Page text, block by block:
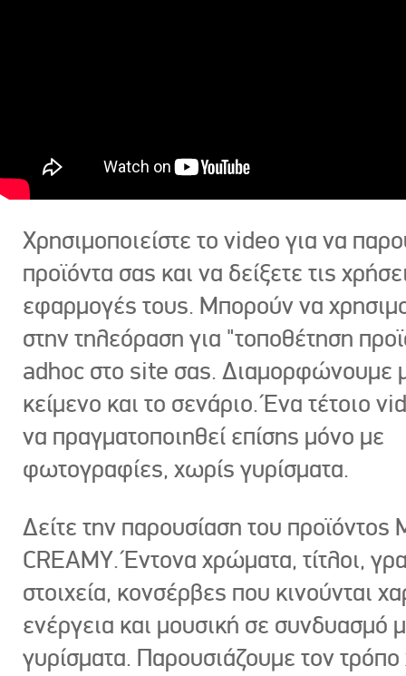
Χρησιμοποιείστε το video για να
προϊόντα σας και να δείξετε τις
εφαρμογές τους. Μπορούν να
στην τηλεόραση για "τοποθέτηση
adhoc στο site σας. Διαμορφώνουμε
κείμενο και το σενάριο. Ένα τέτοιο
να πραγματοποιηθεί επίσης μόνο με
φωτογραφίες, χωρίς γυρίσματα.
Δείτε την παρουσίαση του προϊόντος
CREAMY. Έντονα χρώματα, τίτλοι,
στοιχεία, κονσέρβες που κινούνται
ενέργεια και μουσική σε συνδυασμό
γυρίσματα. Παρουσιάζουμε τον